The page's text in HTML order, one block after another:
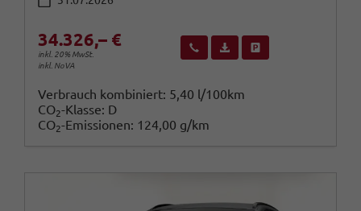
34.326,– €
inkl. 20% MwSt.
inkl. NoVA
Wir rufen Sie anFahrzeugexposé (PDF)
Verbrauch kombiniert: 5,40 l/100km
CO2-Klasse: D
CO2-Emissionen: 124,00 g/km